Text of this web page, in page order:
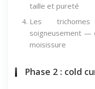
taille et pureté
Les
soigneusement —
moisissure
Phase 2 : cold